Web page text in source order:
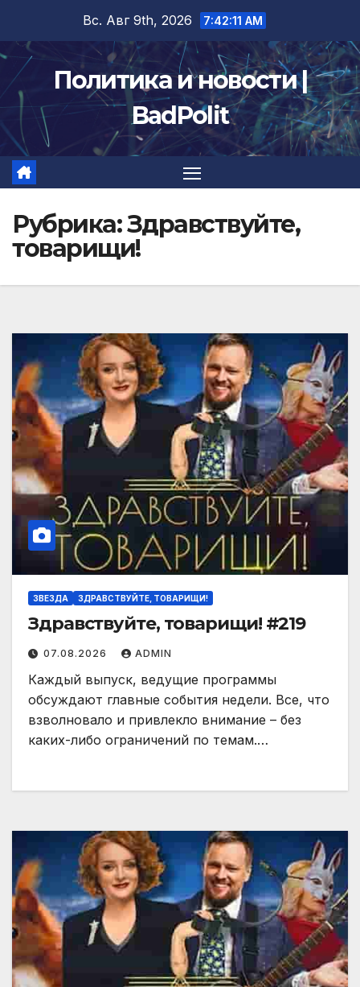
содержимому
Вс. Авг 9th, 2026 7:42:13 AM
Политика и новости |
BadPolit
Рубрика:Здравствуйте,
товарищи!
ЗВЕЗДА ЗДРАВСТВУЙТЕ, ТОВАРИЩИ!
Здравствуйте, товарищи! #219
07.08.2026 ADMIN
Каждый выпуск, ведущие программы
обсуждают главные события недели. Все, что
взволновало и привлекло внимание – без
каких-либо ограничений по темам.…